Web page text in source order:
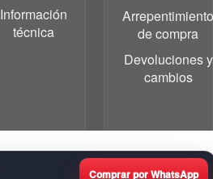
Información
técnica
de compra
Devoluciones y
cambios
Comprar por WhatsApp